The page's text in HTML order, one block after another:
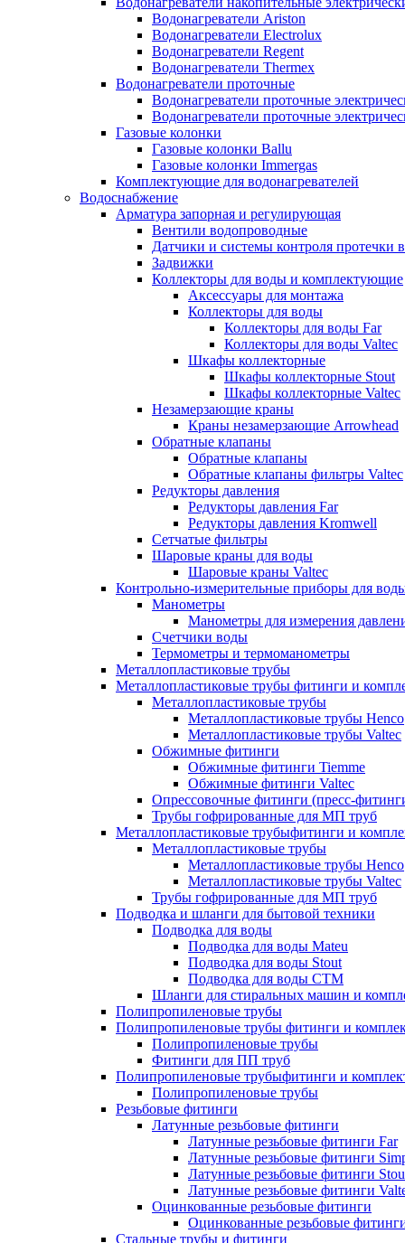
Водонагреватели Ariston
Водонагреватели Electrolux
Водонагреватели Regent
Водонагреватели Thermex
Водонагреватели проточные
Водонагреватели проточные
Водонагреватели проточные
Газовые колонки
Газовые колонки Ballu
Газовые колонки Immergas
Комплектующие для водонагревателей
Водоснабжение
Арматура запорная и регулирующая
Вентили водопроводные
Датчики и системы контроля протечки
Задвижки
Коллекторы для воды и комплектующие
Аксессуары для монтажа
Коллекторы для воды
Коллекторы для воды Far
Коллекторы для воды Valtec
Шкафы коллекторные
Шкафы коллекторные Stout
Шкафы коллекторные Valtec
Незамерзающие краны
Краны незамерзающие Arrowhead
Обратные клапаны
Обратные клапаны
Обратные клапаны фильтры Valtec
Редукторы давления
Редукторы давления Far
Редукторы давления Kromwell
Сетчатые фильтры
Шаровые краны для воды
Шаровые краны Valtec
Контрольно-измерительные приборы для
Манометры
Манометры для измерения
Счетчики воды
Термометры и термоманометры
Металлопластиковые трубы
Металлопластиковые трубы фитинги и
Металлопластиковые трубы
Металлопластиковые трубы Henco
Металлопластиковые трубы Valtec
Обжимные фитинги
Обжимные фитинги Tiemme
Обжимные фитинги Valtec
Опрессовочные фитинги (пресс-
Трубы гофрированные для МП труб
Металлопластиковые трубыфитинги и
Металлопластиковые трубы
Металлопластиковые трубы Henco
Металлопластиковые трубы Valtec
Трубы гофрированные для МП труб
Подводка и шланги для бытовой техники
Подводка для воды
Подводка для воды Mateu
Подводка для воды Stout
Подводка для воды СТМ
Шланги для стиральных машин и
Полипропиленовые трубы
Полипропиленовые трубы фитинги и
Полипропиленовые трубы
Фитинги для ПП труб
Полипропиленовые трубыфитинги и
Полипропиленовые трубы
Резьбовые фитинги
Латунные резьбовые фитинги
Латунные резьбовые фитинги Far
Латунные резьбовые фитинги
Латунные резьбовые фитинги
Латунные резьбовые фитинги
Оцинкованные резьбовые фитинги
Оцинкованные резьбовые
Стальные трубы и фитинги